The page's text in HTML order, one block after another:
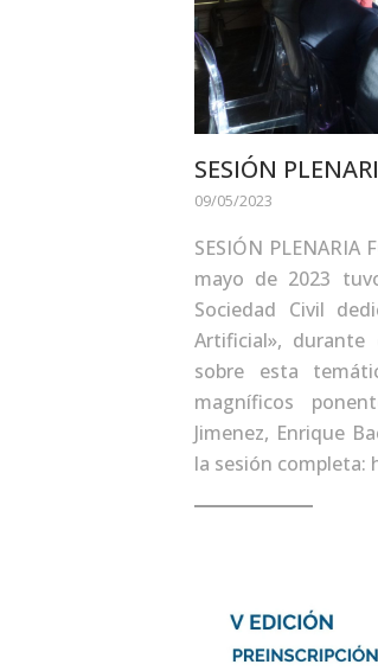
SESIÓN
09/05/2023
SESIÓN PLENARIA
mayo de 2023
Sociedad Civil
Artificial», durante
sobre esta
magníficos
Jimenez, Enrique
la sesión